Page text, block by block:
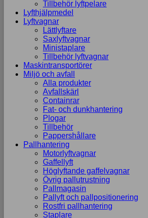
Tillbehör lyftpelare
Lyfthjälpmedel
Lyftvagnar
Lättlyftare
Saxlyftvagnar
Ministaplare
Tillbehör lyftvagnar
Maskintransportörer
Miljö och avfall
Alla produkter
Avfallskärl
Containrar
Fat- och dunkhantering
Plogar
Tillbehör
Pappershållare
Pallhantering
Motorlyftvagnar
Gaffellyft
Höglyftande gaffelvagnar
Övrig pallutrustning
Pallmagasin
Pallyft och pallpositionering
Rostfri pallhantering
Staplare